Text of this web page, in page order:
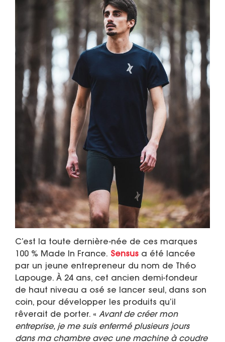
C’est la toute dernière-née de ces marques
100 % Made In France. Sensus a été lancée
par un jeune entrepreneur du nom de Théo
Lapouge. À 24 ans, cet ancien demi-fondeur
de haut niveau a osé se lancer seul, dans son
coin, pour développer les produits qu’il
rêverait de porter. « Avant de créer mon
entreprise, je me suis enfermé plusieurs jours
dans ma chambre avec une machine à coudre